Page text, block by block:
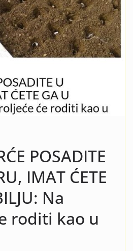
i krah: Evo koja žena
kraha braka Čede
Kad vidite o kome
neće vam bit dobro!
POSADITE
IMAT ĆETE
Na
roditi kao u